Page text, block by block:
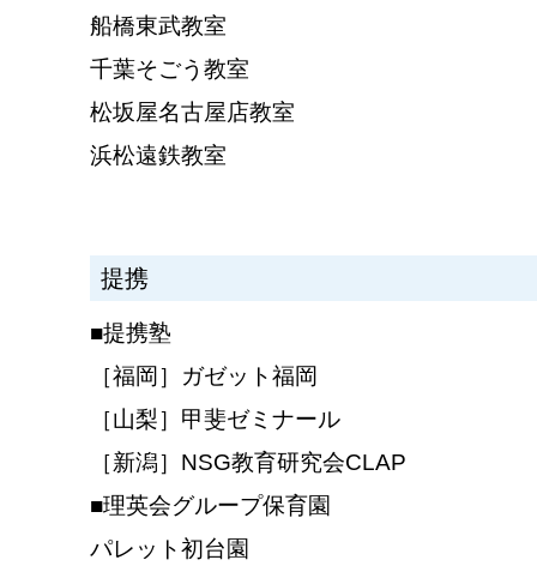
船橋東武教室
千葉そごう教室
松坂屋名古屋店教室
浜松遠鉄教室
提携
■提携塾
［福岡］ガゼット福岡
［山梨］甲斐ゼミナール
［新潟］NSG教育研究会CLAP
■理英会グループ保育園
パレット初台園